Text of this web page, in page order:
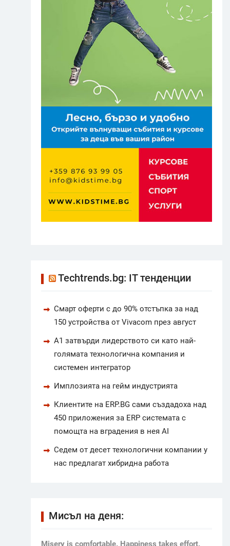
Techtrends.bg: IT тенденции
Смарт оферти с до 90% отстъпка за над
150 устройства от Vivacom през август
А1 затвърди лидерството си като най-
голямата технологична компания и
системен интегратор
Имплозията на гейм индустрията
Клиентите на ERP.BG сами създадоха над
450 приложения за ERP системата с
помощта на вградения в нея AI
Седем от десет технологични компании у
нас предлагат хибридна работа
Мисъл на деня:
Мisery is comfortable. Happiness takes effort.